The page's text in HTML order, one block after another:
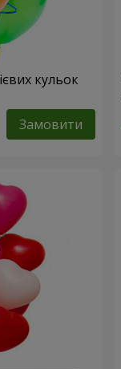
кульок
Замовити